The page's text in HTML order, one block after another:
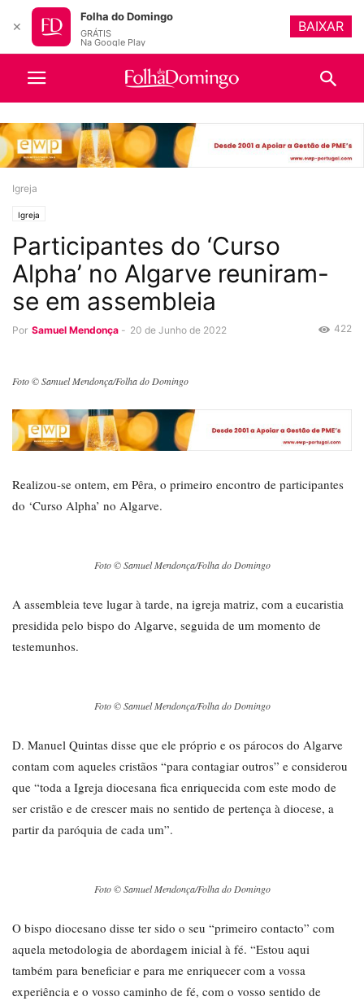
Igreja
Igreja
Participantes do ‘Curso
Alpha’ no Algarve reuniram-
se em assembleia
Por Samuel Mendonça - 20 de Junho de 2022 422
Foto © Samuel Mendonça/Folha do Domingo
Realizou-se ontem, em Pêra, o primeiro encontro de participantes
do ‘Curso Alpha’ no Algarve.
Foto © Samuel Mendonça/Folha do Domingo
A assembleia teve lugar à tarde, na igreja matriz, com a eucaristia
presidida pelo bispo do Algarve, seguida de um momento de
testemunhos.
Foto © Samuel Mendonça/Folha do Domingo
D. Manuel Quintas disse que ele próprio e os párocos do Algarve
contam com aqueles cristãos “para contagiar outros” e considerou
que “toda a Igreja diocesana fica enriquecida com este modo de
ser cristão e de crescer mais no sentido de pertença à diocese, a
partir da paróquia de cada um”.
Foto © Samuel Mendonça/Folha do Domingo
O bispo diocesano disse ter sido o seu “primeiro contacto” com
aquela metodologia de abordagem inicial à fé. “Estou aqui
também para beneficiar e para me enriquecer com a vossa
experiência e o vosso caminho de fé, com o vosso sentido de
✕
Folha do Domingo
GRÁTIS
Na Google Play
BAIXAR